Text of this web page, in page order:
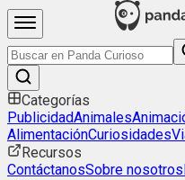
Categorías
PublicidadAnimales
AlimentaciónCuriosidades
Recursos
ContáctanosSobre nosotros